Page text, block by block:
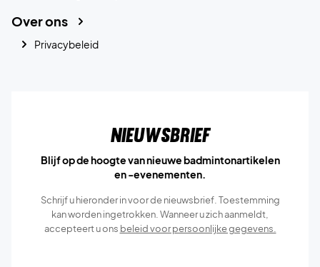
Over ons
Privacybeleid
Nieuwsbrief
Blijf op de hoogte van nieuwe badmintonartikelen
en -evenementen.
Schrijf u hieronder in voor de nieuwsbrief. Toestemming
kan worden ingetrokken. Wanneer u zich aanmeldt,
accepteert u ons beleid voor persoonlijke gegevens.